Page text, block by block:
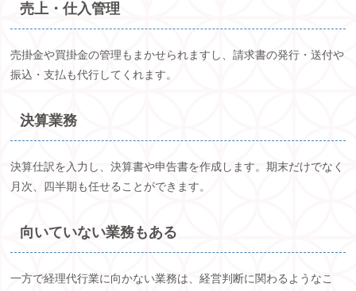
売上・仕入管理
売掛金や買掛金の管理もまかせられますし、請求書の発行・送付や
振込・支払も代行してくれます。
決算業務
決算仕訳を入力し、決算書や申告書を作成します。期末だけでなく
月次、四半期も任せることができます。
向いていない業務もある
一方で経理代行業に向かない業務は、経営判断に関わるようなこ